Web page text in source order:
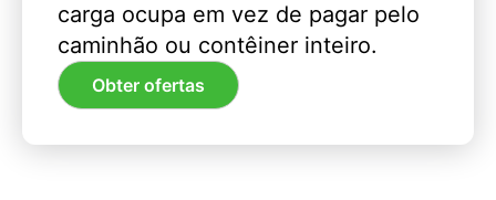
carga ocupa em vez de pagar pelo
caminhão ou contêiner inteiro.
Obter ofertas